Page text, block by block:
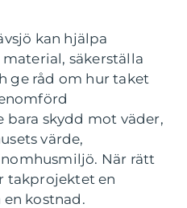
kan hjälpa
säkerställa
ge råd om hur taket
skydd mot väder,
värde,
När rätt
takprojektet en
en kostnad.